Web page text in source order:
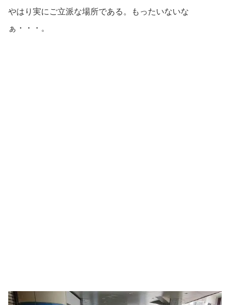
やはり実にご立派な場所である。もったいないな
ぁ・・・。